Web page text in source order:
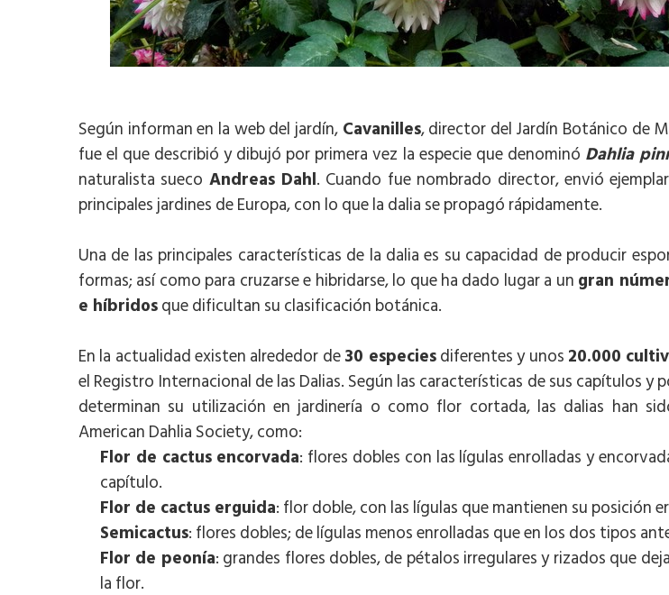
Según informan en la web del jardín,Cavanilles, director del Jardín Botánico de
fue el que describió y dibujó por primera vez la especie que denominó Dahlia
naturalista sueco Andreas Dahl. Cuando fue nombrado director, envió
principales jardines de Europa, con lo que la dalia se propagó rápidamente.
Una de las principales características de la dalia es su capacidad de producir
formas; así como para cruzarse e hibridarse, lo que ha dado lugar a ungran
e híbridosque dificultan su clasificación botánica.
En la actualidad existen alrededor de30 especiesdiferentes y unos20.000
el Registro Internacional de las Dalias. Según las características de sus capítulos y
determinan su utilización en jardinería o como flor cortada, las dalias han
American Dahlia Society, como:
Flor de cactus encorvada: flores dobles con las lígulas enrolladas y
capítulo.
Flor de cactus erguida: flor doble, con las lígulas que mantienen su posición
Semicactus: flores dobles; de lígulas menos enrolladas que en los dos tipos
Flor de peonía: grandes flores dobles, de pétalos irregulares y rizados que
la flor.